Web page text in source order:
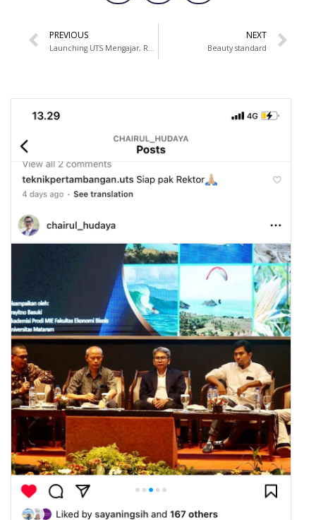
PREVIOUS NEXT
Beauty standard
Pelepasan Mahasiswa MBKM UTS 2023
Latest Post
Dosen FRS Gelar Edukasi Sains Interaktif
Bersama Siswa SDIT Samawa Cendikia
Sumbawa
Februari 11, 2026
Fakultas Hukum UTS Jalin Kerja Sama
dengan Pengadilan Tinggi NTB
Februari 11, 2026
Komnas HAM RI Gandeng UTS, Gelar
Kuliah Umum Terkait Layanan
Pengaduan Ham
Mei 29, 2025
Related Post
Mahasiswa FATETA UTS Wakili NTB di
POMNAS 2022 Sumatera Barat
November 18, 2022
Go Internasional, Mahasiswa UTS ke
Thailand
April 3, 2018
Pelepasan Mahasiswa MBKM Program
Merdeka Batch 7 dan Eureka Batch 2 2023